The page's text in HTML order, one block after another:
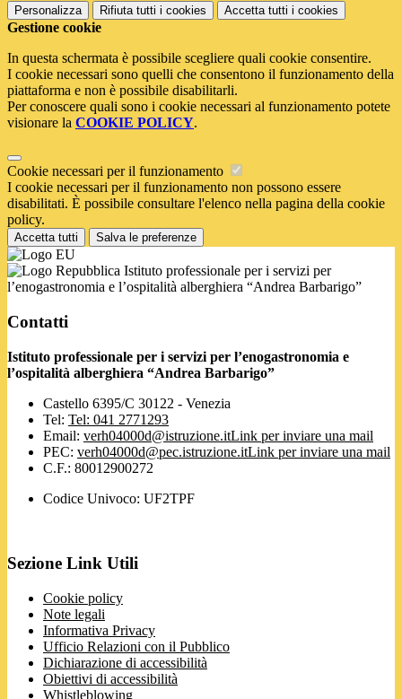
Personalizza Rifiuta tutti i cookies Accetta tutti i cookies
Gestione cookie
In questa schermata è possibile scegliere quali cookie consentire.
I cookie necessari sono quelli che consentono il funzionamento della
piattaforma e non è possibile disabilitarli.
Per conoscere quali sono i cookie necessari al funzionamento potete
visionare la COOKIE POLICY.
Cookie necessari per il funzionamento
I cookie necessari per il funzionamento non possono essere
disabilitati. È possibile consultare l'elenco nella pagina della cookie
policy.
Accetta tutti Salva le preferenze
Istituto professionale per i servizi per
l’enogastronomia e l’ospitalità alberghiera “Andrea Barbarigo”
Contatti
Istituto professionale per i servizi per l’enogastronomia e
l’ospitalità alberghiera “Andrea Barbarigo”
Castello 6395/C 30122 - Venezia
Tel: Tel: 041 2771293
Email: verh04000d@istruzione.itLink per inviare una mail
PEC: verh04000d@pec.istruzione.itLink per inviare una mail
C.F.: 80012900272
Codice Univoco: UF2TPF
Sezione Link Utili
Cookie policy
Note legali
Informativa Privacy
Ufficio Relazioni con il Pubblico
Dichiarazione di accessibilità
Obiettivi di accessibilità
Whistleblowing